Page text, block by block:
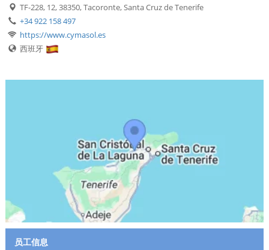
TF-228, 12, 38350, Tacoronte, Santa Cruz de Tenerife
+34 922 158 497
https://www.cymasol.es
西班牙
员工信息